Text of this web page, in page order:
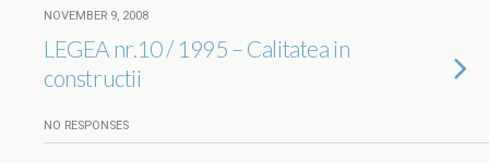
NOVEMBER 9, 2008
LEGEA nr.10 / 1995 – Calitatea in
constructii
NO RESPONSES